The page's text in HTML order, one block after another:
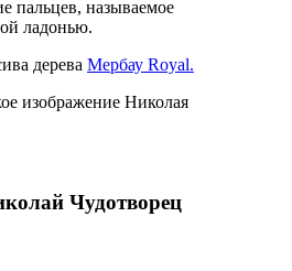
пальцев, называемое
ладонью.
дерева Мербау Royal.
изображение Николая
Чудотворец